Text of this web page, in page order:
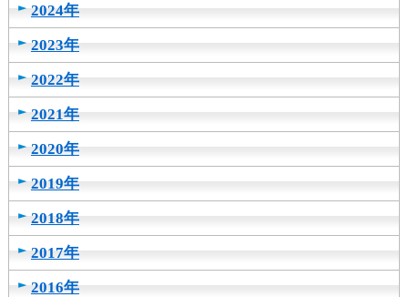
2024年
2023年
2022年
2021年
2020年
2019年
2018年
2017年
2016年